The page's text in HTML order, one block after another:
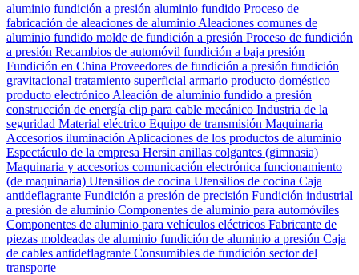
aluminio fundición a presión aluminio fundido Proceso de
fabricación de aleaciones de aluminio Aleaciones comunes de
aluminio fundido molde de fundición a presión Proceso de fundición
a presión Recambios de automóvil fundición a baja presión
Fundición en China Proveedores de fundición a presión fundición
gravitacional tratamiento superficial armario producto doméstico
producto electrónico Aleación de aluminio fundido a presión
construcción de energía clip para cable mecánico Industria de la
seguridad Material eléctrico Equipo de transmisión Maquinaria
Accesorios iluminación Aplicaciones de los productos de aluminio
Espectáculo de la empresa Hersin anillas colgantes (gimnasia)
Maquinaria y accesorios comunicación electrónica funcionamiento
(de maquinaria) Utensilios de cocina Utensilios de cocina Caja
antideflagrante Fundición a presión de precisión Fundición industrial
a presión de aluminio Componentes de aluminio para automóviles
Componentes de aluminio para vehículos eléctricos Fabricante de
piezas moldeadas de aluminio fundición de aluminio a presión Caja
de cables antideflagrante Consumibles de fundición sector del
transporte